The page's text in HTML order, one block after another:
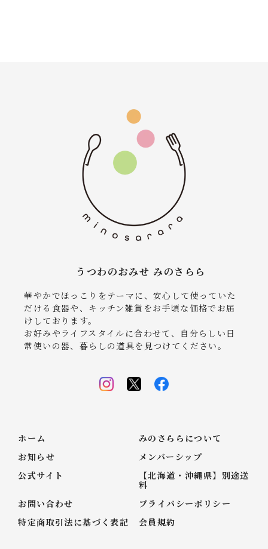
うつわのおみせ みのさらら
華やかでほっこりをテーマに、安心して使っていた
だける食器や、キッチン雑貨をお手頃な価格でお届
けしております。
お好みやライフスタイルに合わせて、自分らしい日
常使いの器、暮らしの道具を見つけてください。
ホーム
みのさららについて
お知らせ
メンバーシップ
公式サイト
【北海道・沖縄県】別途送
料
お問い合わせ
プライバシーポリシー
特定商取引法に基づく表記
会員規約